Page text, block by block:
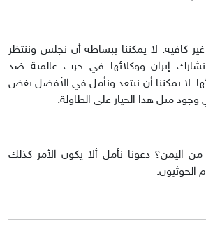
كافية. لا يمكننا ببساطة أن نجلس وننتظر
إيران ووكلائها في حرب عالمية ضد
لا يمكننا أن نبتعد ونأمل في الأفضل بغض
مثل هذا الخيار على الطاولة.
اليمن؟ دعونا نأمل ألا يكون الأمر كذلك
الحوثيون.